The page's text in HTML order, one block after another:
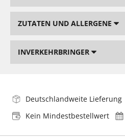
ZUTATEN UND ALLERGENE
INVERKEHRBRINGER
Deutschlandweite Lieferung
Kein Mindestbestellwert